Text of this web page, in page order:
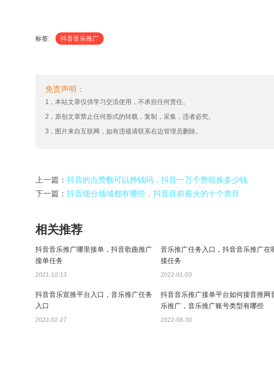
标签: 抖音音乐推广
免责声明：
1，本站文章仅供学习交流使用，不承担任何责任。
2，原创文章禁止任何形式的转载，复制，采集，违者必究。
3，图片来自互联网，如有违规请联系右边管理员删除。
上一篇： 抖音的点赞数可以挣钱吗，抖音一万个赞能换多少钱
下一篇： 抖音细分领域都有哪些，抖音目前最火的十个类目
相关推荐
抖音音乐推广哪里接单，抖音歌曲推广
接单任务
2021-10-13
音乐推广任务入口，抖音音乐推广在
接任务
2022-01-03
抖音音乐宣推平台入口，音乐推广任务
入口
2022-02-27
抖音音乐推广接单平台如何接音推网
乐推广，音乐推广账号类型有哪些
2022-08-30